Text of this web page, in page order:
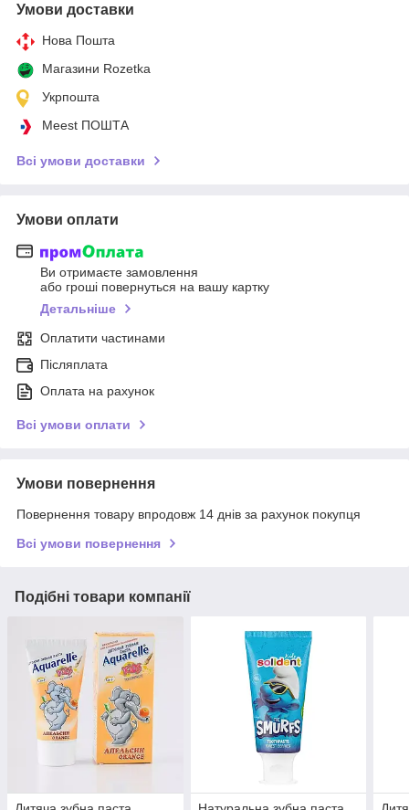
Умови доставки
Нова Пошта
Магазини Rozetka
Укрпошта
Meest ПОШТА
Всі умови доставки
Умови оплати
Ви отримаєте замовлення
або гроші повернуться на вашу картку
Детальніше
Оплатити частинами
Післяплата
Оплата на рахунок
Всі умови оплати
Умови повернення
Повернення товару впродовж 14 днів за рахунок покупця
Всі умови повернення
Подібні товари компанії